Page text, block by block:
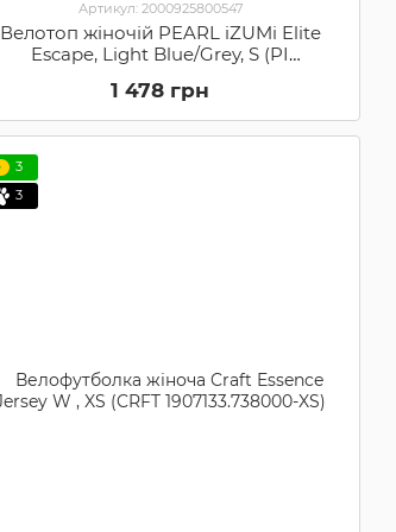
Артикул: 2000925800547
Велотоп жіночій PEARL iZUMi Elite
Escape, Light Blue/Grey, S (PI
1 478 грн
3
3